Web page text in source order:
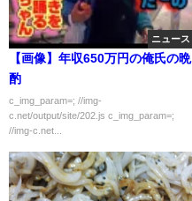
ニュース
【画像】年収650万円の俺氏の晩
酌
c_img_param=; //img-
c.net/output/site/202.js c_img_param=;
//img-c.net...